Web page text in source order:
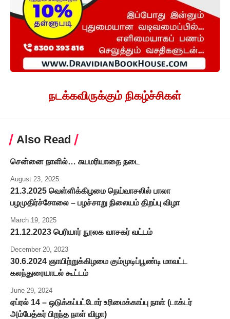
நடக்கவிருக்கும் நிகழ்ச்சிகள்
Also Read
சென்னை நாளில்… சுயமரியாதை நடை
August 23, 2025
21.3.2025 வெள்ளிக்கிழமை நெய்வாசலில் பாலா
பழமுதிர்ச்சோலை – பழச்சாறு நிலையம் திறப்பு விழா
March 19, 2025
21.12.2023 பெரியார் நூலக வாசகர் வட்டம்
December 20, 2023
30.6.2024 ஞாயிற்றுக்கிழமை கும்முடிப்பூண்டி மாவட்ட
கலந்துரையாடல் கூட்டம்
June 29, 2024
ஏப்ரல் 14 – ஒடுக்கப்பட்டோர் உரிமைக்காப்பு நாள் (டாக்டர்
அம்பேத்கர் பிறந்த நாள் விழா)